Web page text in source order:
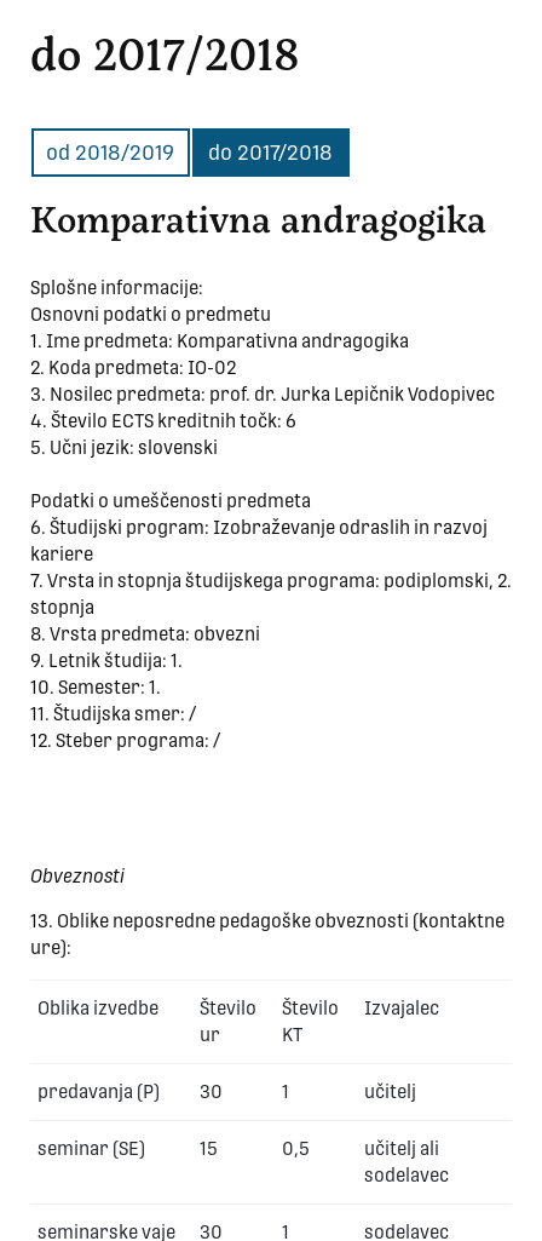
do 2017/2018
od 2018/2019 do 2017/2018
Komparativna andragogika
Splošne informacije:
Osnovni podatki o predmetu
1. Ime predmeta: Komparativna andragogika
2. Koda predmeta: IO-02
3. Nosilec predmeta: prof. dr. Jurka Lepičnik Vodopivec
4. Število ECTS kreditnih točk: 6
5. Učni jezik: slovenski
Podatki o umeščenosti predmeta
6. Študijski program: Izobraževanje odraslih in razvoj
kariere
7. Vrsta in stopnja študijskega programa: podiplomski, 2.
stopnja
8. Vrsta predmeta: obvezni
9. Letnik študija: 1.
10. Semester: 1.
11. Študijska smer: /
12. Steber programa: /
Obveznosti
13. Oblike neposredne pedagoške obveznosti (kontaktne
ure):
Oblika izvedbe
Število
ur
Število
KT
Izvajalec
predavanja (P) 30 1 učitelj
seminar (SE) 15 0,5
učitelj ali
sodelavec
seminarske vaje
30 1 sodelavec